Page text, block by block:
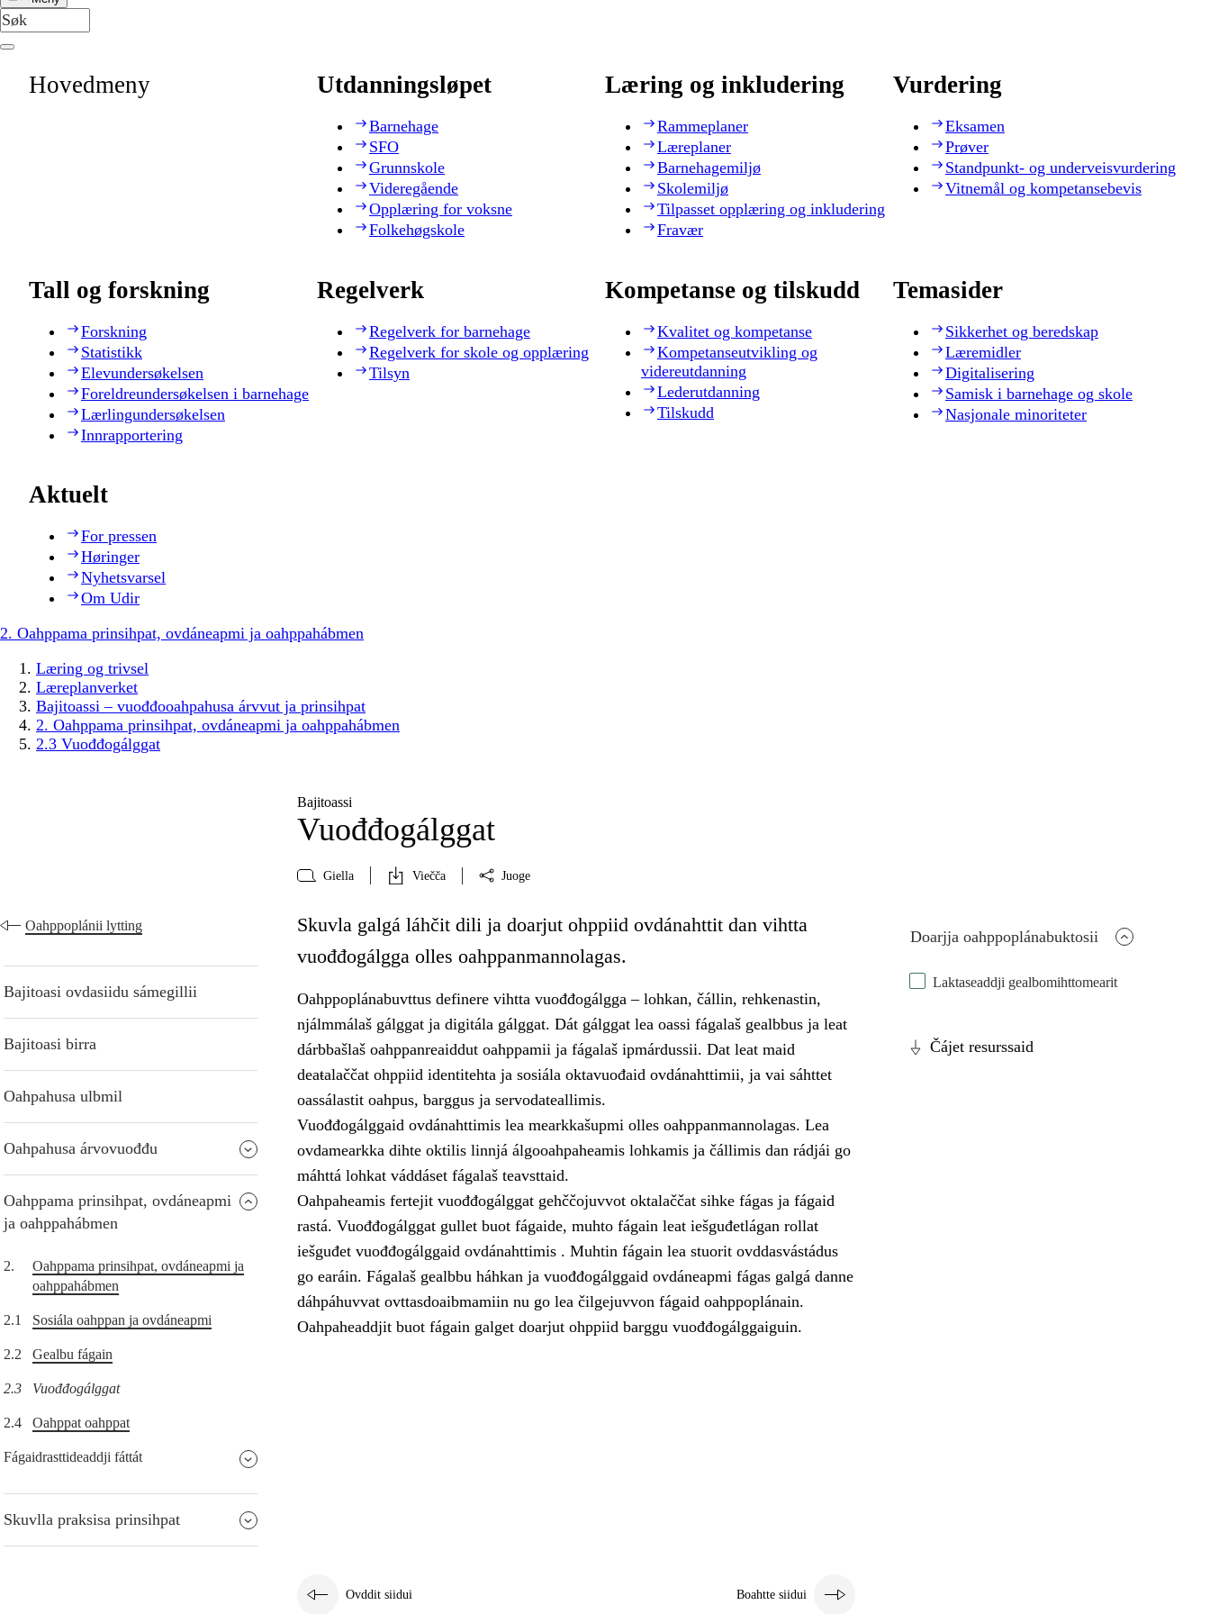
Hovedmeny Utdanningsløpet
Barnehage
SFO
Grunnskole
Videregående
Opplæring for voksne
Folkehøgskole
Læring og inkludering
Rammeplaner
Læreplaner
Barnehagemiljø
Skolemiljø
Tilpasset opplæring og inkludering
Fravær
Vurdering
Eksamen
Prøver
Standpunkt- og underveisvurdering
Vitnemål og kompetansebevis
Tall og forskning
Forskning
Statistikk
Elevundersøkelsen
Foreldreundersøkelsen i barnehage
Lærlingundersøkelsen
Innrapportering
Regelverk
Regelverk for barnehage
Regelverk for skole og opplæring
Tilsyn
Kompetanse og tilskudd
Kvalitet og kompetanse
Kompetanseutvikling og
videreutdanning
Lederutdanning
Tilskudd
Temasider
Sikkerhet og beredskap
Læremidler
Digitalisering
Samisk i barnehage og skole
Nasjonale minoriteter
Aktuelt
For pressen
Høringer
Nyhetsvarsel
Om Udir
2. Oahppama prinsihpat, ovdáneapmi ja oahppahábmen
Læring og trivsel
Læreplanverket
Bajitoassi – vuođđooahpahusa árvvut ja prinsihpat
2. Oahppama prinsihpat, ovdáneapmi ja oahppahábmen
2.3 Vuođđogálggat
Bajitoassi
Vuođđogálggat
Giella Viečča Juoge
Oahppoplánii lytting
Bajitoasi ovdasiidu sámegillii
Bajitoasi birra
Oahpahusa ulbmil
Oahpahusa árvovuođđu
Oahppama prinsihpat, ovdáneapmi
ja oahppahábmen
2.
Oahppama prinsihpat, ovdáneapmi ja
oahppahábmen
2.1 Sosiála oahppan ja ovdáneapmi
2.2 Gealbu fágain
2.3 Vuođđogálggat
2.4 Oahppat oahppat
Fágaidrasttideaddji fáttát
Skuvlla praksisa prinsihpat
Doarjja oahppoplánabuktosii
Laktaseaddji gealbomihttomearit
Čájet resurssaid
Skuvla galgá láhčit dili ja doarjut ohppiid ovdánahttit dan vihtta
vuođđogálgga olles oahppanmannolagas.
Oahppoplánabuvttus definere vihtta vuođđogálgga – lohkan, čállin, rehkenastin,
njálmmálaš gálggat ja digitála gálggat. Dát gálggat lea oassi fágalaš gealbbus ja leat
dárbbašlaš oahppanreaiddut oahppamii ja fágalaš ipmárdussii. Dat leat maid
deaŧalaččat ohppiid identitehta ja sosiála oktavuođaid ovdánahttimii, ja vai sáhttet
oassálastit oahpus, barggus ja servodateallimis.
Vuođđogálggaid ovdánahttimis lea mearkkašupmi olles oahppanmannolagas. Lea
ovdamearkka dihte oktilis linnjá álgooahpaheamis lohkamis ja čállimis dan rádjái go
máhttá lohkat váddáset fágalaš teavsttaid.
Oahpaheamis fertejit vuođđogálggat gehččojuvvot oktalaččat sihke fágas ja fágaid
rastá. Vuođđogálggat gullet buot fágaide, muhto fágain leat iešguđetlágan rollat
iešguđet vuođđogálggaid ovdánahttimis . Muhtin fágain lea stuorit ovddasvástádus
go earáin. Fágalaš gealbbu háhkan ja vuođđogálggaid ovdáneapmi fágas galgá danne
dáhpáhuvvat ovttasdoaibmamiin nu go lea čilgejuvvon fágaid oahppoplánain.
Oahpaheaddjit buot fágain galget doarjut ohppiid barggu vuođđogálggaiguin.
Ovddit siidui Boahtte siidui